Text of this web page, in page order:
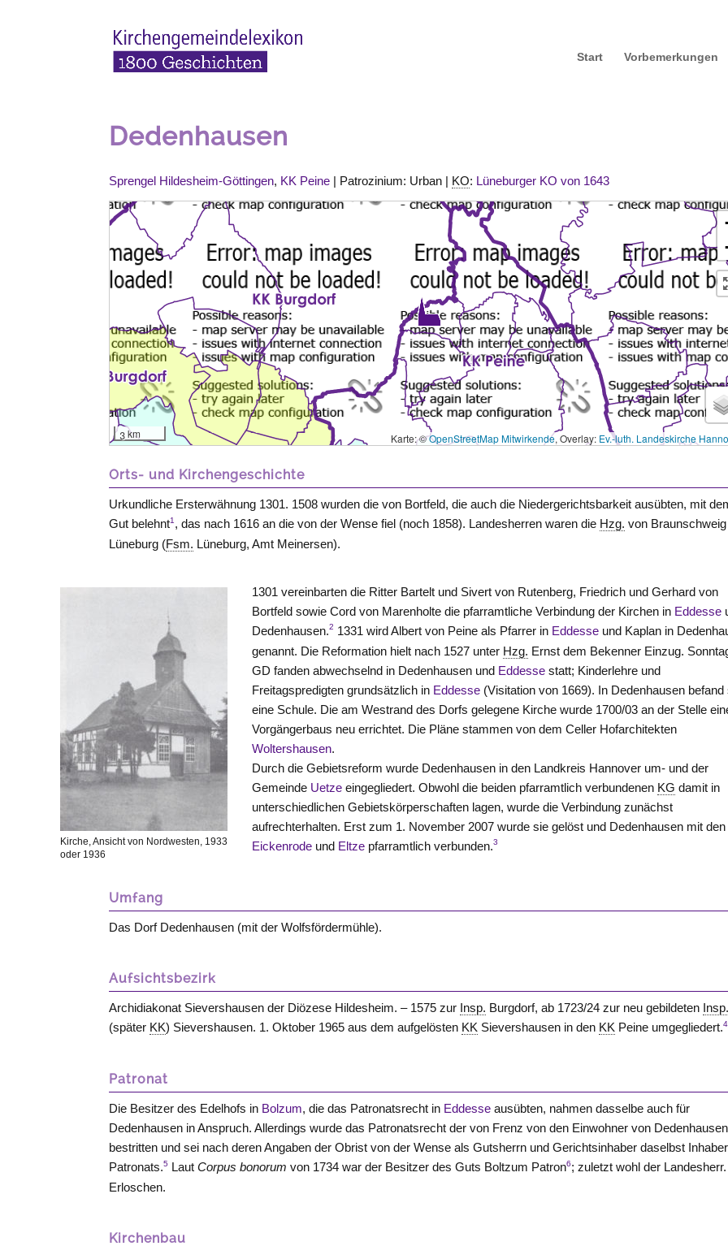
Start Vorbemerkungen
Dedenhausen
Sprengel Hildesheim-Göttingen, KK Peine | Patrozinium: Urban | KO: Lüneburger KO von 1643
3 km Karte: ©OpenStreetMap Mitwirkende, Overlay: Ev.-luth. Landeskirche
Orts- und Kirchengeschichte
Urkundliche Ersterwähnung 1301. 1508 wurden die von Bortfeld, die auch die Niedergerichtsbarkeit ausübten, mit
Gut belehnt1 , das nach 1616 an die von der Wense fiel (noch 1858). Landesherren waren die Hzg. von
Lüneburg (Fsm. Lüneburg, Amt Meinersen).
Kirche, Ansicht von Nordwesten, 1933
oder 1936
1301 vereinbarten die Ritter Bartelt und Sivert von Rutenberg, Friedrich und Gerhard von
Bortfeld sowie Cord von Marenholte die pfarramtliche Verbindung der Kirchen in Eddesse
Dedenhausen.2 1331 wird Albert von Peine als Pfarrer in Eddesse und Kaplan in
genannt. Die Reformation hielt nach 1527 unter Hzg. Ernst dem Bekenner Einzug.
GD fanden abwechselnd in Dedenhausen und Eddesse statt; Kinderlehre und
Freitagspredigten grundsätzlich in Eddesse (Visitation von 1669). In Dedenhausen befand
eine Schule. Die am Westrand des Dorfs gelegene Kirche wurde 1700/03 an der Stelle
Vorgängerbaus neu errichtet. Die Pläne stammen von dem Celler Hofarchitekten
Woltershausen.
Durch die Gebietsreform wurde Dedenhausen in den Landkreis Hannover um- und der
Gemeinde Uetze eingegliedert. Obwohl die beiden pfarramtlich verbundenen KG damit in
unterschiedlichen Gebietskörperschaften lagen, wurde die Verbindung zunächst
aufrechterhalten. Erst zum 1. November 2007 wurde sie gelöst und Dedenhausen mit den
Eickenrode und Eltze pfarramtlich verbunden.3
Umfang
Das Dorf Dedenhausen (mit der Wolfsfördermühle).
Aufsichtsbezirk
Archidiakonat Sievershausen der Diözese Hildesheim. – 1575 zur Insp. Burgdorf, ab 1723/24 zur neu gebildeten Insp.
(später KK) Sievershausen. 1. Oktober 1965 aus dem aufgelösten KK Sievershausen in den KK Peine umgegliedert.4
Patronat
Die Besitzer des Edelhofs in Bolzum, die das Patronatsrecht in Eddesse ausübten, nahmen dasselbe auch für
Dedenhausen in Anspruch. Allerdings wurde das Patronatsrecht der von Frenz von den Einwohner von Dedenhausen
bestritten und sei nach deren Angaben der Obrist von derWense als Gutsherrn und Gerichtsinhaber daselbst
Patronats.5 LautCorpus bonorum von 1734 war der Besitzer des Guts Boltzum Patron6; zuletzt wohl der Landesherr.
Erloschen.
Kirchenbau